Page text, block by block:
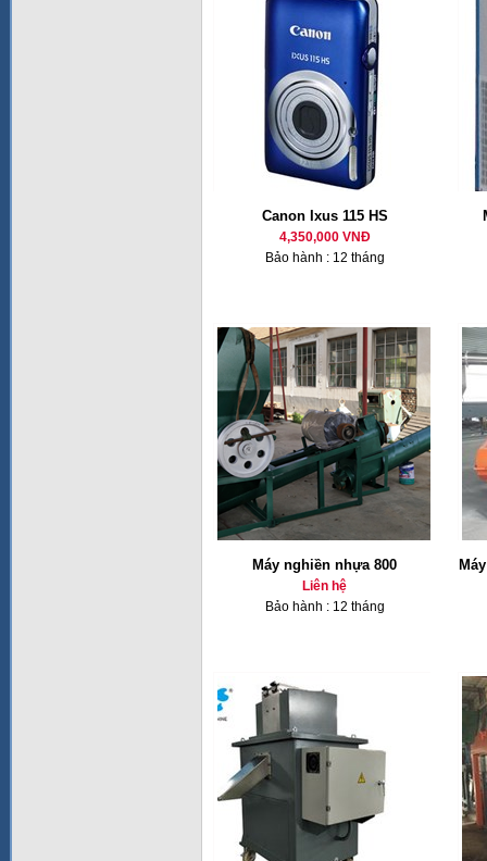
Canon Ixus 115 HS
4,350,000 VNĐ
Bảo hành : 12 tháng
Máy nghiền nhựa 800
Liên hệ
Bảo hành : 12 tháng